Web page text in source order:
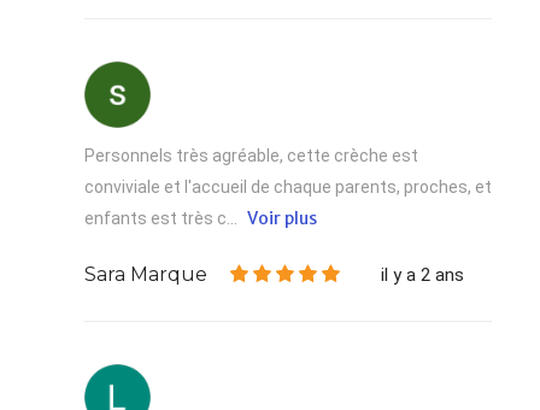
Personnels très agréable, cette crèche est
conviviale et l'accueil de chaque parents, proches, et
enfants est très c... Voir plus
Sara Marque il y a 2 ans